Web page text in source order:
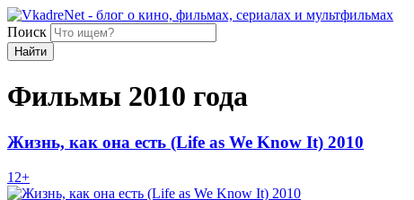
Поиск
Найти
Фильмы 2010 года
Жизнь, как она есть (Life as We Know It) 2010
12+